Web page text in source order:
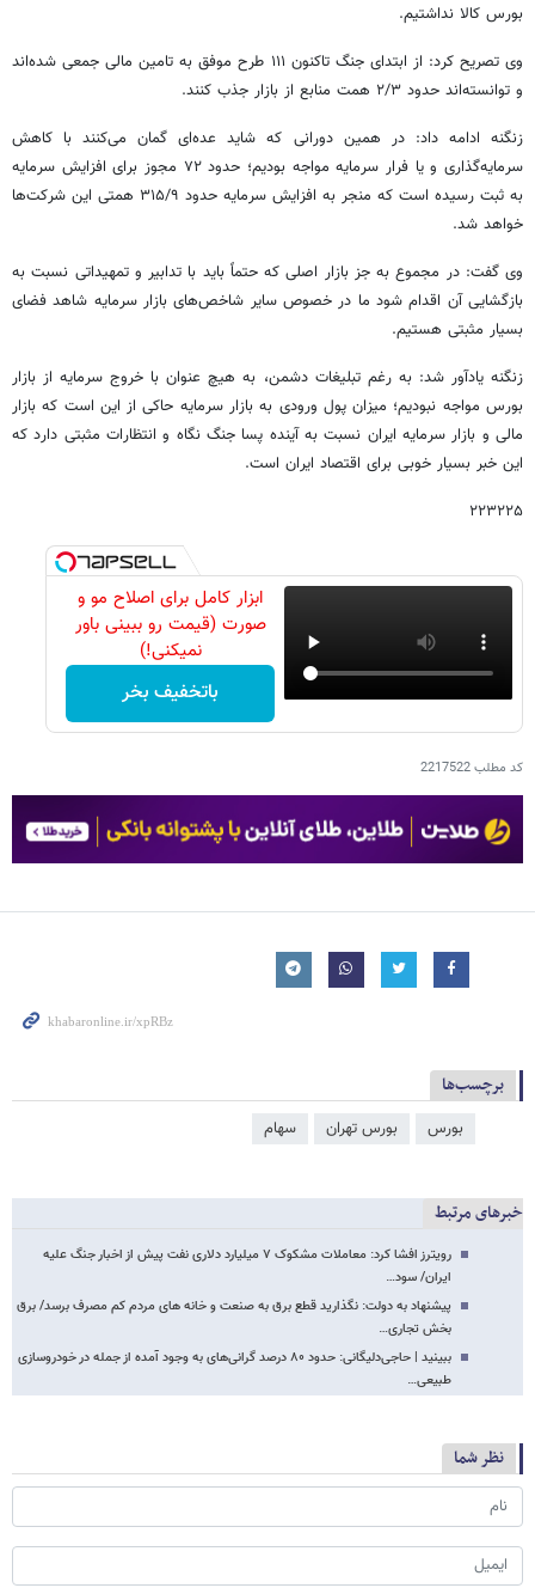
بورس کالا نداشتیم.
وی تصریح کرد: از ابتدای جنگ تاکنون ۱۱۱ طرح موفق به تامین مالی جمعی شده‌اند
و توانسته‌اند حدود ۲/۳ همت منابع از بازار جذب کنند.
زنگنه ادامه داد: در همین دورانی که شاید عده‌ای گمان می‌کنند با کاهش
سرمایه‌گذاری و یا فرار سرمایه مواجه بودیم؛ حدود ۷۲ مجوز برای افزایش سرمایه
به ثبت رسیده است که منجر به افزایش سرمایه حدود ۳۱۵/۹ همتی این شرکت‌ها
خواهد شد.
وی گفت: در مجموع به جز بازار اصلی که حتماً باید با تدابیر و تمهیداتی نسبت به
بازگشایی آن اقدام شود ما در خصوص سایر شاخص‌های بازار سرمایه شاهد فضای
بسیار مثبتی هستیم.
زنگنه یادآور شد: به رغم تبلیغات دشمن، به هیچ عنوان با خروج سرمایه از بازار
بورس مواجه نبودیم؛ میزان پول ورودی به بازار سرمایه حاکی از این است که بازار
مالی و بازار سرمایه ایران نسبت به آینده پسا جنگ نگاه و انتظارات مثبتی دارد که
این خبر بسیار خوبی برای اقتصاد ایران است.
۲۲۳۲۲۵
ابزار کامل برای اصلاح مو و
صورت (قیمت رو ببینی باور
نمیکنی!)
باتخفیف بخر
کد مطلب2217522
برچسب‌ها
بورس بورس تهران سهام
خبرهای مرتبط
رویترز افشا کرد: معاملات مشکوک ۷ میلیارد دلاری نفت پیش از اخبار جنگ علیه
ایران/ سود…
پیشنهاد به دولت: نگذارید قطع برق به صنعت و خانه های مردم کم مصرف برسد/ برق
بخش تجاری…
ببینید | حاجی‌دلیگانی: حدود ۸۰ درصد گرانی‌های به وجود آمده از جمله در خودروسازی
طبیعی…
نظر شما